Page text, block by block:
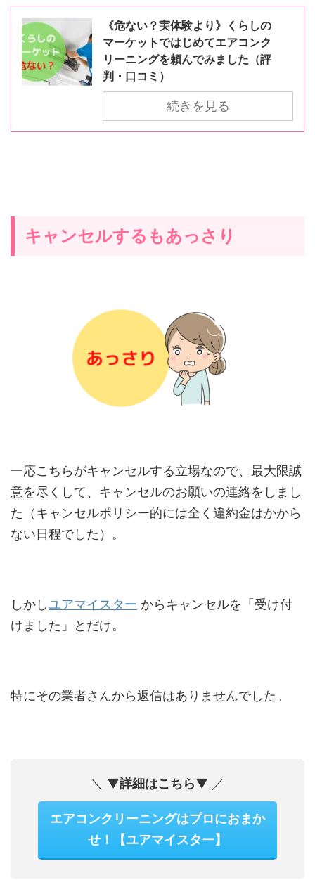
《危ない？実体験より》くらしの
マーケットではじめてエアコンク
リーニングを頼んでみました（評
判・口コミ）
続きを見る
キャンセルするもあっさり
一応こちらがキャンセルする立場なので、最大限誠
意を尽くして、キャンセルのお願いの連絡をしまし
た（キャンセルポリシー的には全く違約金はかから
ない日程でした）。
しかしユアマイスター からキャンセルを「受け付
けました」とだけ。
特にその業者さんから返信はありませんでした。
＼ ▼詳細はこちら▼ ／
エアコンクリーニングはプロにおまか
せ！【ユアマイスター】